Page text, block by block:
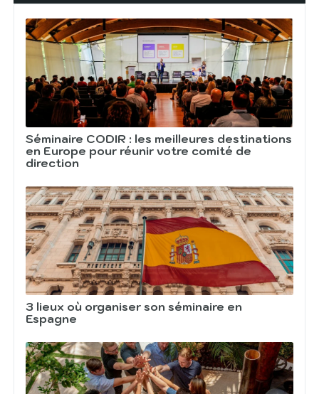
Séminaire CODIR : les meilleures destinations
en Europe pour réunir votre comité de
direction
3 lieux où organiser son séminaire en
Espagne